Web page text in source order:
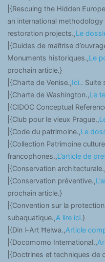
|{Rescuing the Hidden
an international
restoration projects.,Le
|{Guides de maîtrise
Monuments historiques.,Le
prochain article.}
|{Charte de Venise.,Ici.. Suite
|{Charte de Washington.,Le
|{CIDOC Conceptual
|{Club pour le vieux Prague.,
|{Code du patrimoine.,Le
|{Collection Patrimoine
francophones.,L’article de
|{Conservation architecturale.,
|{Conservation préventive.,
prochain article.}
|{Convention sur la
subaquatique.,A lire ici.}
|{Din l-Art Ħelwa.,Article
|{Docomomo International.,
|{Doctrines et techniques de